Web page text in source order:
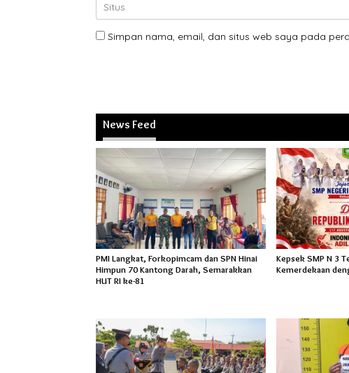
Simpan nama, email, dan situs web saya pada
News Feed
PMI Langkat, Forkopimcam dan SPN Hinai
Himpun 70 Kantong Darah, Semarakkan
HUT RI ke-81
Kepsek SMP N 3
Kemerdekaan